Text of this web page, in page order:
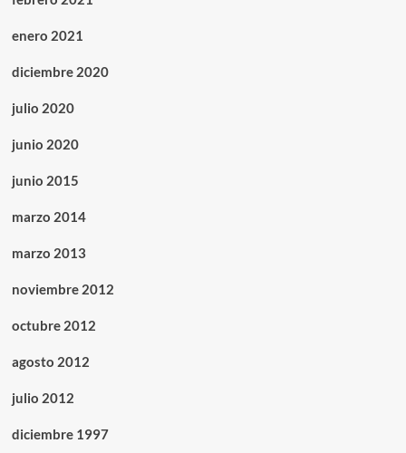
enero 2021
diciembre 2020
julio 2020
junio 2020
junio 2015
marzo 2014
marzo 2013
noviembre 2012
octubre 2012
agosto 2012
julio 2012
diciembre 1997